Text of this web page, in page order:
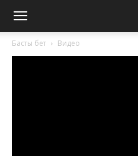
Басты бет Видео